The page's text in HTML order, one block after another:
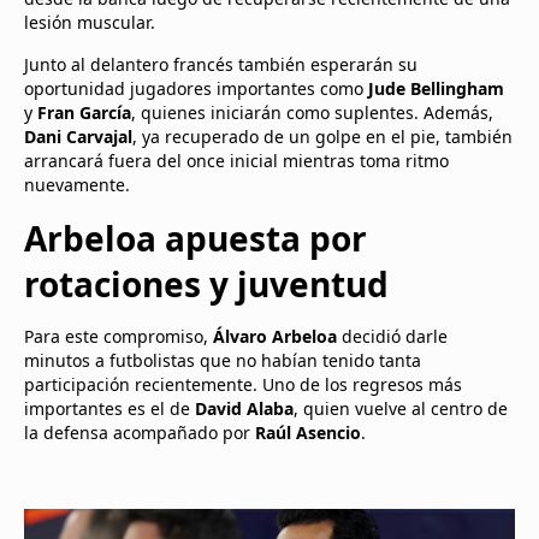
lesión muscular.
Junto al delantero francés también esperarán su
oportunidad jugadores importantes como Jude Bellingham
y Fran García, quienes iniciarán como suplentes. Además,
Dani Carvajal, ya recuperado de un golpe en el pie, también
arrancará fuera del once inicial mientras toma ritmo
nuevamente.
Arbeloa apuesta por
rotaciones y juventud
Para este compromiso, Álvaro Arbeloa decidió darle
minutos a futbolistas que no habían tenido tanta
participación recientemente. Uno de los regresos más
importantes es el de David Alaba, quien vuelve al centro de
la defensa acompañado por Raúl Asencio.